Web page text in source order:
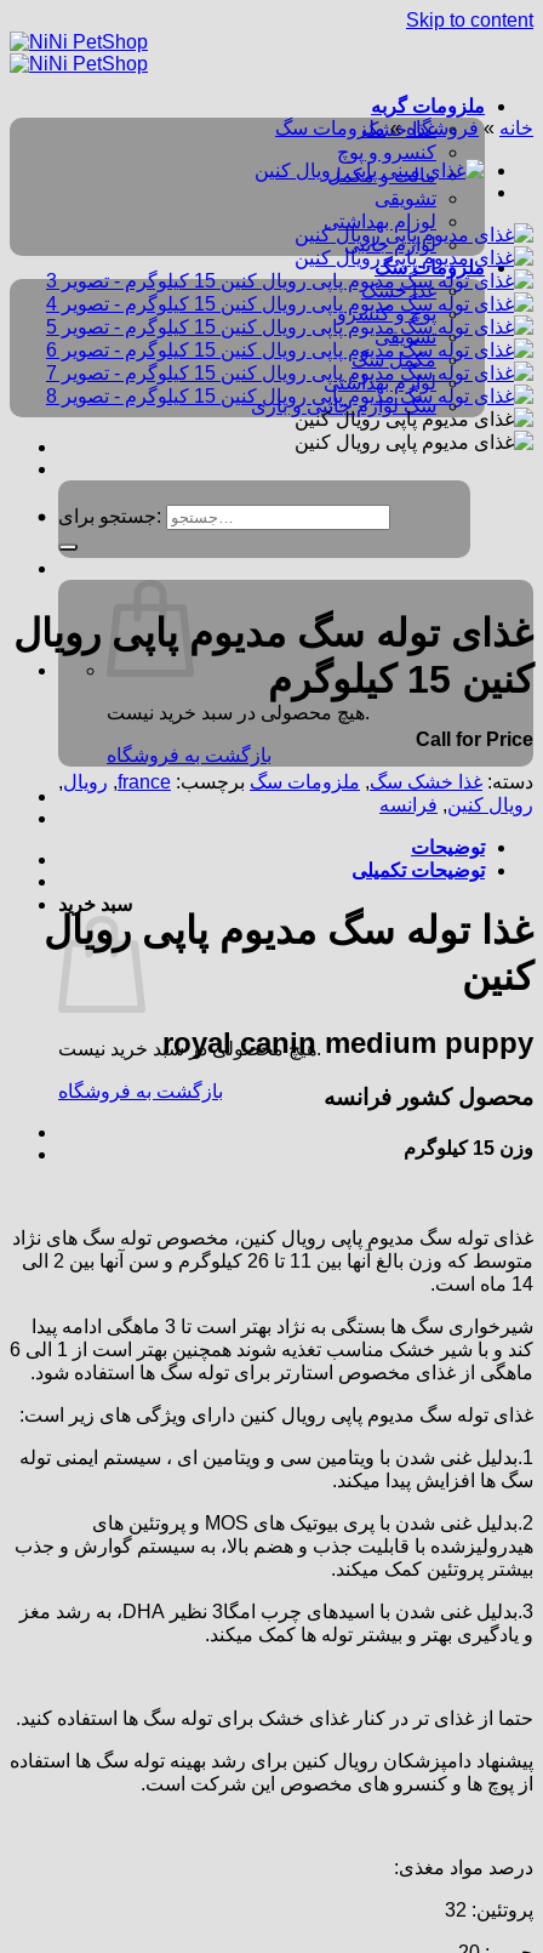
Skip to content
ملزومات گربه
غذا خشک
کنسرو و پوچ
مالت و مکمل
تشویقی
لوزام بهداشتی
لوازم جانبی
ملزومات سگ
غذا خشک
پوچ و کنسرو
تشویقی
مکمل سگ
لوازم بهداشتی
سگ لوازم جانبی و بازی
جستجو برای:
هیچ محصولی در سبد خرید نیست.
بازگشت به فروشگاه
سبد خرید
هیچ محصولی در سبد خرید نیست.
بازگشت به فروشگاه
خانه » فروشگاه » ملزومات سگ
غذای توله سگ مدیوم پاپی رویال
کنین 15 کیلوگرم
Call for Price
دسته: غذا خشک سگ, ملزومات سگ برچسب: france
, رویال,
رویال کنین, فرانسه
توضیحات
توضیحات تکمیلی
غذا توله سگ مدیوم پاپی رویال
کنین
royal canin medium puppy
محصول کشور فرانسه
وزن 15 کیلوگرم
غذای توله سگ مدیوم پاپی رویال کنین، مخصوص توله سگ های نژاد
متوسط که وزن بالغ آنها بین 11 تا 26 کیلوگرم و سن آنها بین 2 الی
14 ماه است.
شیرخواری سگ ها بستگی به نژاد بهتر است تا 3 ماهگی ادامه پیدا
کند و با شیر خشک مناسب تغذیه شوند همچنین بهتر است از 1 الی 6
ماهگی از غذای مخصوص استارتر برای توله سگ ها استفاده شود.
غذای توله سگ مدیوم پاپی رویال کنین دارای ویژگی های زیر است:
1.بدلیل غنی شدن با ویتامین سی و ویتامین ای ، سیستم ایمنی توله
سگ ها افزایش پیدا میکند.
2.بدلیل غنی شدن با پری بیوتیک های MOS و پروتئین های
هیدرولیزشده با قابلیت جذب و هضم بالا، به سیستم گوارش و جذب
بیشتر پروتئین کمک میکند.
3.بدلیل غنی شدن با اسیدهای چرب امگا3 نظیر DHA، به رشد مغز
و یادگیری بهتر و بیشتر توله ها کمک میکند.
حتما از غذای تر در کنار غذای خشک برای توله سگ ها استفاده کنید.
پیشنهاد دامپزشکان رویال کنین برای رشد بهینه توله سگ ها استفاده
از پوچ ها و کنسرو های مخصوص این شرکت است.
درصد مواد مغذی:
پروتئین: 32